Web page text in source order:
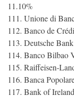
11.10%
111. Unione di
112. Banco de
113. Deutsche
114. Banco Bilbao
115. Raiffeisen-
116. Banca
117. Bank of